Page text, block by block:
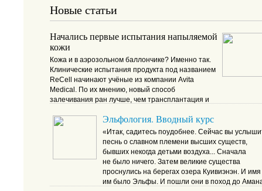
Новые статьи
Начались первые испытания напыляемой
кожи
Кожа и в аэрозольном баллончике? Именно так.
Клинические испытания продукта под названием
ReCell начинают учёные из компании Avita
Medical. По их мнению, новый способ
залечивания ран лучше, чем трансплантация и
Эльфология. Вводный курс
«Итак, садитесь поудобнее. Сейчас вы
песнь о славном племени высших существ,
бывших некогда детьми воздуха... Сначала
не было ничего. Затем великие существа
проснулись на берегах озера Куивиэнэн. И имя
им было Эльфы. И пошли они в поход до